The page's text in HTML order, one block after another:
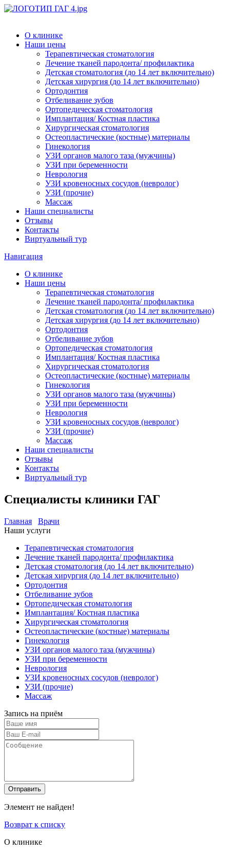
О клинике
Наши цены
Терапевтическая стоматология
Лечение тканей пародонта/ профилактика
Детская стоматология (до 14 лет включительно)
Детская хирургия (до 14 лет включительно)
Ортодонтия
Отбеливание зубов
Ортопедическая стоматология
Имплантация/ Костная пластика
Хирургическая стоматология
Остеопластические (костные) материалы
Гинекология
УЗИ органов малого таза (мужчины)
УЗИ при беременности
Неврология
УЗИ кровеносных сосудов (невролог)
УЗИ (прочие)
Массаж
Наши специалисты
Отзывы
Контакты
Виртуальный тур
Навигация
О клинике
Наши цены
Терапевтическая стоматология
Лечение тканей пародонта/ профилактика
Детская стоматология (до 14 лет включительно)
Детская хирургия (до 14 лет включительно)
Ортодонтия
Отбеливание зубов
Ортопедическая стоматология
Имплантация/ Костная пластика
Хирургическая стоматология
Остеопластические (костные) материалы
Гинекология
УЗИ органов малого таза (мужчины)
УЗИ при беременности
Неврология
УЗИ кровеносных сосудов (невролог)
УЗИ (прочие)
Массаж
Наши специалисты
Отзывы
Контакты
Виртуальный тур
Специалисты клиники ГАГ
Главная
Врачи
Наши услуги
Терапевтическая стоматология
Лечение тканей пародонта/ профилактика
Детская стоматология (до 14 лет включительно)
Детская хирургия (до 14 лет включительно)
Ортодонтия
Отбеливание зубов
Ортопедическая стоматология
Имплантация/ Костная пластика
Хирургическая стоматология
Остеопластические (костные) материалы
Гинекология
УЗИ органов малого таза (мужчины)
УЗИ при беременности
Неврология
УЗИ кровеносных сосудов (невролог)
УЗИ (прочие)
Массаж
Запись на приём
Отправить
Элемент не найден!
Возврат к списку
О клинике